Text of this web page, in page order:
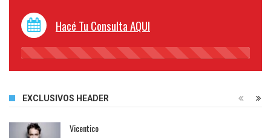
Hacé Tu Consulta AQUI
45%
EXCLUSIVOS HEADER
Vicentico